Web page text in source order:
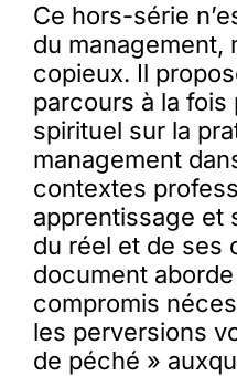
Ce hors-série
du management,
copieux. Il
parcours à la
spirituel sur la
management
contextes
apprentissage et
du réel et de ses
document
compromis
les perversions
de péché »